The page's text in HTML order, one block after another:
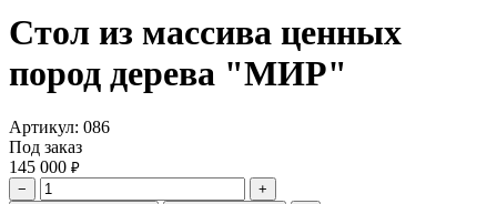
Стол из массива ценных
пород дерева "МИР"
Артикул: 086
Под заказ
145 000 ₽
−
+